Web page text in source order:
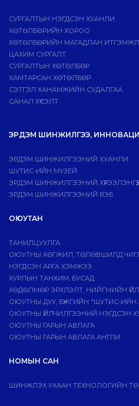
СУРГАЛТЫН НЭГДСЭН ХУАНЛИ
ХӨТӨЛБӨРИЙН ХОРОО
ХӨТӨЛБӨРИЙН МАГАДЛАН
ЦАХИМ СУРГАЛТ
СУРГАЛТЫН ХӨТӨЛБӨР
ХАМТАРСАН ХӨТӨЛБӨР
СЭТГЭЛ ХАНАМЖИЙН СУДАЛГАА
САНАЛ ХҮСЭЛТ
ЭРДЭМ ШИНЖИЛГЭЭ, ИННОВАЦИ
ЭРДЭМ ШИНЖИЛГЭЭНИЙ ХУАНЛИ
ШУТИС-ИЙН МУЗЕЙ
ЭРДЭМ ШИНЖИЛГЭЭНИЙ
ЭРДЭМ ШИНЖИЛГЭЭНИЙ ВЭБ
ОЮУТАН
ТАНИЛЦУУЛГА
ОЮУТНЫ ХӨГЖИЛ, ТӨЛӨВШИЛД
НЭГДСЭН АРГА ХЭМЖЭЭ
ХУРЛЫН ТАНХИМ, БУСАД
ХӨДӨЛМӨР ЭРХЛЭЛТ, НИЙГМИЙН
ОЮУТНЫ ДУУ, БҮЖГИЙН "ШУТИС-ИЙН
ОЮУТНЫ ҮЙЛЧИЛГЭЭНИЙ НЭГДСЭН
ОЮУТНЫ ГАРЫН АВЛАГА
ОЮУТНЫ ГАРЫН АВЛАГА АНГЛИ
НОМЫН САН
ШИНЖЛЭХ УХААН ТЕХНОЛОГИЙН